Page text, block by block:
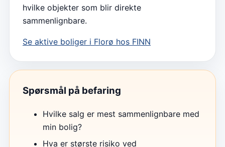
hvilke objekter som blir direkte
sammenlignbare.
Se aktive boliger i Florø hos FINN
Spørsmål på befaring
Hvilke salg er mest sammenlignbare med
min bolig?
Hva er største risiko ved